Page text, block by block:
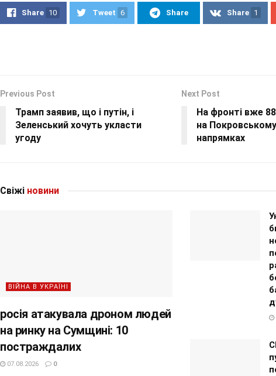
Share 10 Tweet 6 Share Share 1
Previous Post
Трамп заявив, що і путін, і
Зеленський хочуть укласти
угоду
Next Post
На фронті вже
на
напрямках
Свіжі новини
ВІЙНА В УКРАЇНІ
росія атакувала дроном людей
на ринку на Сумщині: 10
постраждалих
07.08.2026 0